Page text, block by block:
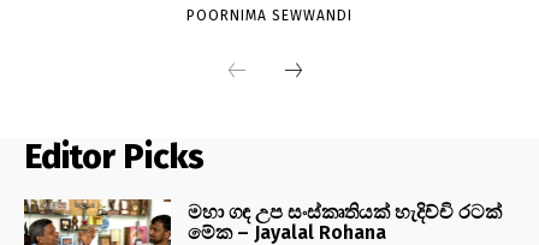
POORNIMA SEWWANDI
Editor Picks
මහා ගඳ උප සංස්කෘතියක් හැදිච්චි රටක්
මේක – Jayalal Rohana